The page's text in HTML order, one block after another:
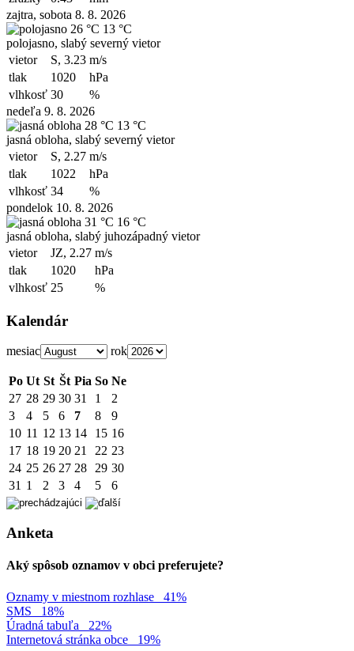
zajtra, sobota 8. 8. 2026
26 °C 13 °C
polojasno, slabý severný vietor
vietor
S, 3.23 m/s
tlak
1020
hPa
vlhkosť 30
%
nedeľa 9. 8. 2026
28 °C 13 °C
jasná obloha, slabý severný vietor
vietor
S, 2.27 m/s
tlak
1022
hPa
vlhkosť 34
%
pondelok 10. 8. 2026
31 °C 16 °C
jasná obloha, slabý juhozápadný vietor
vietor
JZ, 2.27 m/s
tlak
1020
hPa
vlhkosť 25 %
Kalendár
mesiac rok
Po Ut St Št Pia So Ne
27 28 29 30 31 1
2
3
4 5 6 7 8
9
10 11 12 13 14 15 16
17 18 19 20 21 22 23
24 25 26 27 28 29 30
31 1 2 3 4 5 6
Anketa
Aký spôsob oznamov v obci preferujete?
Oznamy v miestnom rozhlase
41%
SMS
18%
Úradná tabuľa
22%
Internetová stránka obce
19%